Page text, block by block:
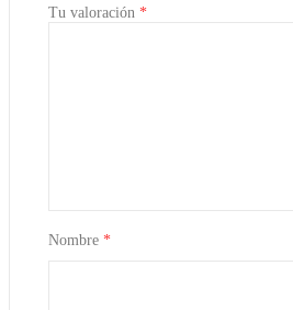
Tu valoración *
Nombre *